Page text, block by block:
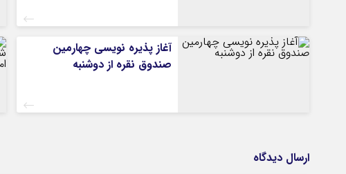
آغاز پذیره نویسی چهارمین
صندوق نقره از دوشنبه
ارسال دیدگاه